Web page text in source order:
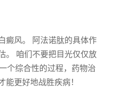
癜风。 阿法诺肽的具体作
。 咱们不要把目光仅仅放
个综合性的过程，药物治
更好地战胜疾病！